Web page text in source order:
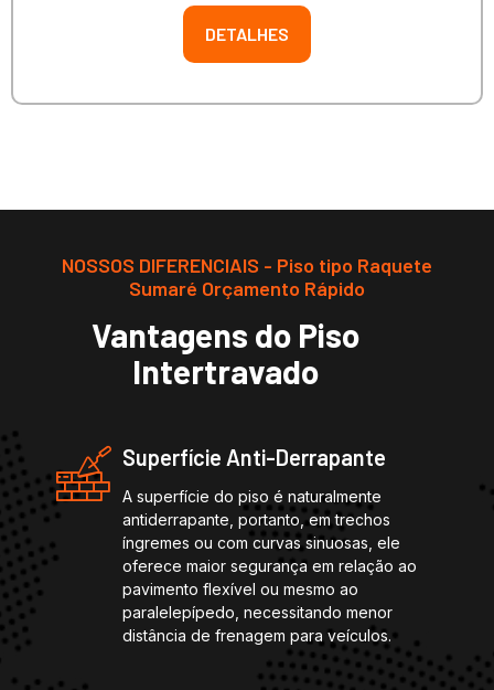
DETALHES
NOSSOS DIFERENCIAIS - Piso tipo Raquete
Sumaré Orçamento Rápido
Vantagens do Piso
Intertravado
Superfície Anti-Derrapante
A superfície do piso é naturalmente
antiderrapante, portanto, em trechos
íngremes ou com curvas sinuosas, ele
oferece maior segurança em relação ao
pavimento flexível ou mesmo ao
paralelepípedo, necessitando menor
distância de frenagem para veículos.